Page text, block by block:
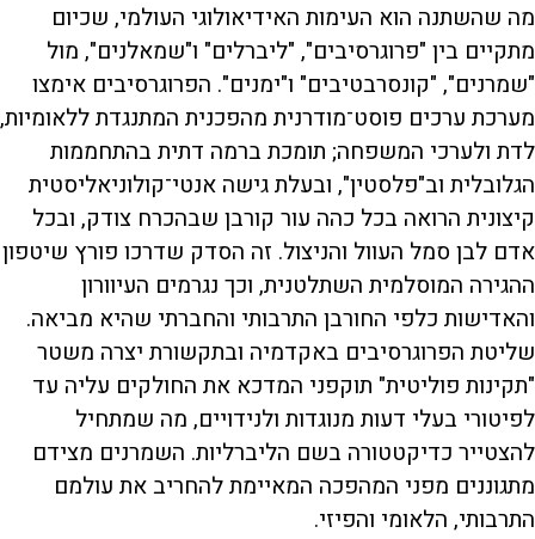
מה שהשתנה הוא העימות האידיאולוגי העולמי, שכיום
מתקיים בין "פרוגרסיבים", "ליברלים" ו"שמאלנים", מול
"שמרנים", "קונסרבטיבים" ו"ימנים". הפרוגרסיבים אימצו
מערכת ערכים פוסט־מודרנית מהפכנית המתנגדת ללאומיות,
לדת ולערכי המשפחה; תומכת ברמה דתית בהתחממות
הגלובלית וב"פלסטין", ובעלת גישה אנטי־קולוניאליסטית
קיצונית הרואה בכל כהה עור קורבן שבהכרח צודק, ובכל
אדם לבן סמל העוול והניצול. זה הסדק שדרכו פורץ שיטפון
ההגירה המוסלמית השתלטנית, וכך נגרמים העיוורון
והאדישות כלפי החורבן התרבותי והחברתי שהיא מביאה.
שליטת הפרוגרסיבים באקדמיה ובתקשורת יצרה משטר
"תקינות פוליטית" תוקפני המדכא את החולקים עליה עד
לפיטורי בעלי דעות מנוגדות ולנידויים, מה שמתחיל
להצטייר כדיקטטורה בשם הליברליות. השמרנים מצידם
מתגוננים מפני המהפכה המאיימת להחריב את עולמם
התרבותי, הלאומי והפיזי.